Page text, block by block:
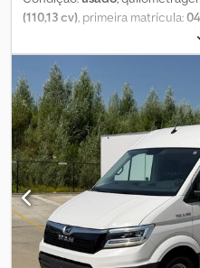
(110,13 cv), primeira matrícula:
, tipo de
emissão:Euro 4, volume do
do espaço de carga:
mm, altura do espaço de carga:
carga (C L A): 2.800 mm x 1.630
compartimento de carga: 8 m³,
Codpfx Aceynnmajieha